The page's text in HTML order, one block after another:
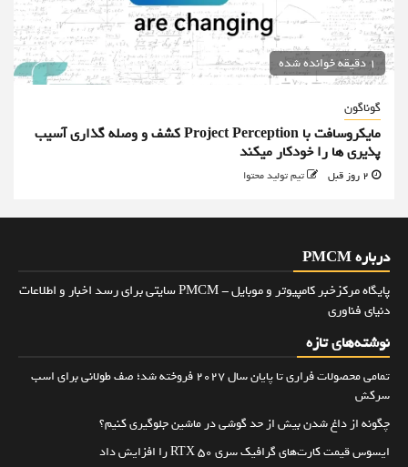
1 دقیقه خوانده شده
گوناگون
مایکروسافت با Project Perception کشف و وصله گذاری آسیب
پذیری ها را خودکار میکند
تیم تولید محتوا
درباره PMCM
پایگاه مرکزخبر کامپیوتر و موبایل - PMCM سایتی برای رسد اخبار و اطلاعات
دنیای فناوری
نوشته‌های تازه
تمامی محصولات فراری تا پایان سال ۲۰۲۷ فروخته شد؛ صف طولانی برای اسب
سرکش
چگونه از داغ شدن بیش از حد گوشی در ماشین جلوگیری کنیم؟
ایسوس قیمت کارت‌های گرافیک سری RTX 50 را افزایش داد